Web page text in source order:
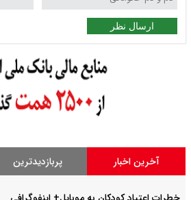
ارسال نظر
آخرین اخبار پربازدیدترین